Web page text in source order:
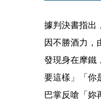
據判決書指出
因不勝酒力，
發現身在摩鐵
要這樣」「你
巴掌反嗆「妳